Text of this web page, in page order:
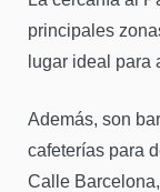
principales
lugar ideal para
Además, son
cafeterías para
Calle